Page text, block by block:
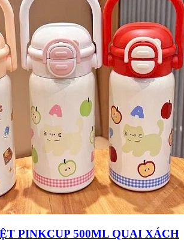
PINKCUP 500ML QUAI XÁCH